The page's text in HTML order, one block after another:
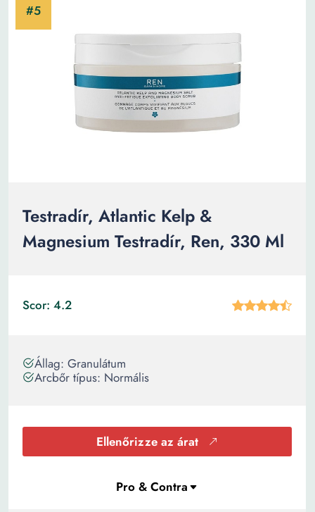
Testradír, Atlantic Kelp &
Magnesium Testradír, Ren, 330 Ml
Scor: 4.2
Állag: Granulátum
Arcbőr típus: Normális
Ellenőrizze az árat